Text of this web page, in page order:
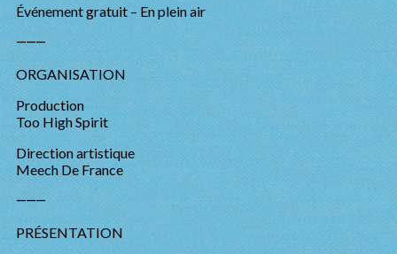
Événement gratuit – En plein air
⸻
ORGANISATION
Production
Too High Spirit
Direction artistique
Meech De France
⸻
PRÉSENTATION